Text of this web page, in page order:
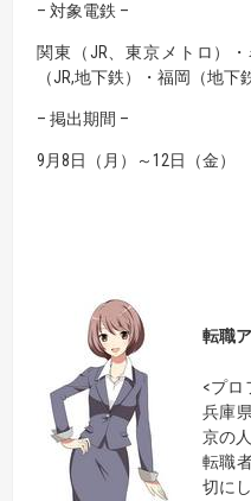
– 対象電鉄 –
関東（JR、東京メトロ）・
（JR,地下鉄）・ 福岡（地下
– 掲出期間 –
9月8日（月）～12日（金）
転職
<プロ
兵庫
京の
転職
切に